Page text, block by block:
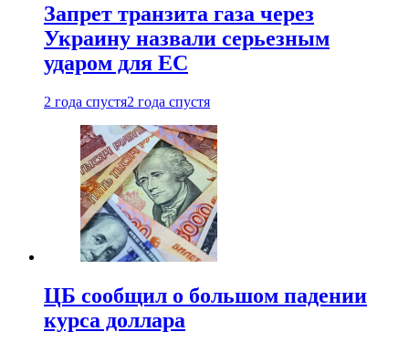
Запрет транзита газа через
Украину назвали серьезным
ударом для ЕС
2 года спустя2 года спустя
ЦБ сообщил о большом падении
курса доллара